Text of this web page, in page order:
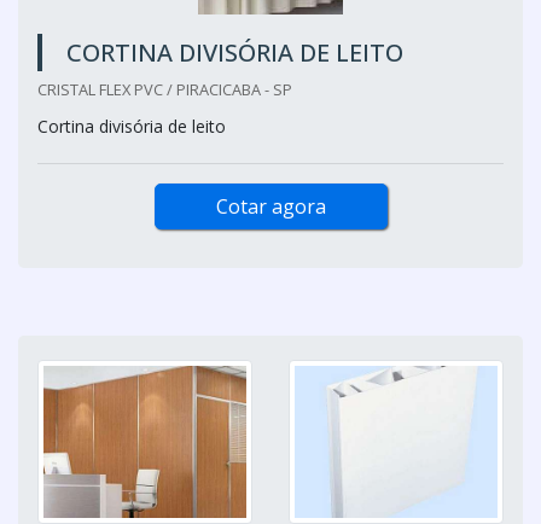
CORTINA DIVISÓRIA DE LEITO
CRISTAL FLEX PVC / PIRACICABA - SP
Cortina divisória de leito
Cotar agora